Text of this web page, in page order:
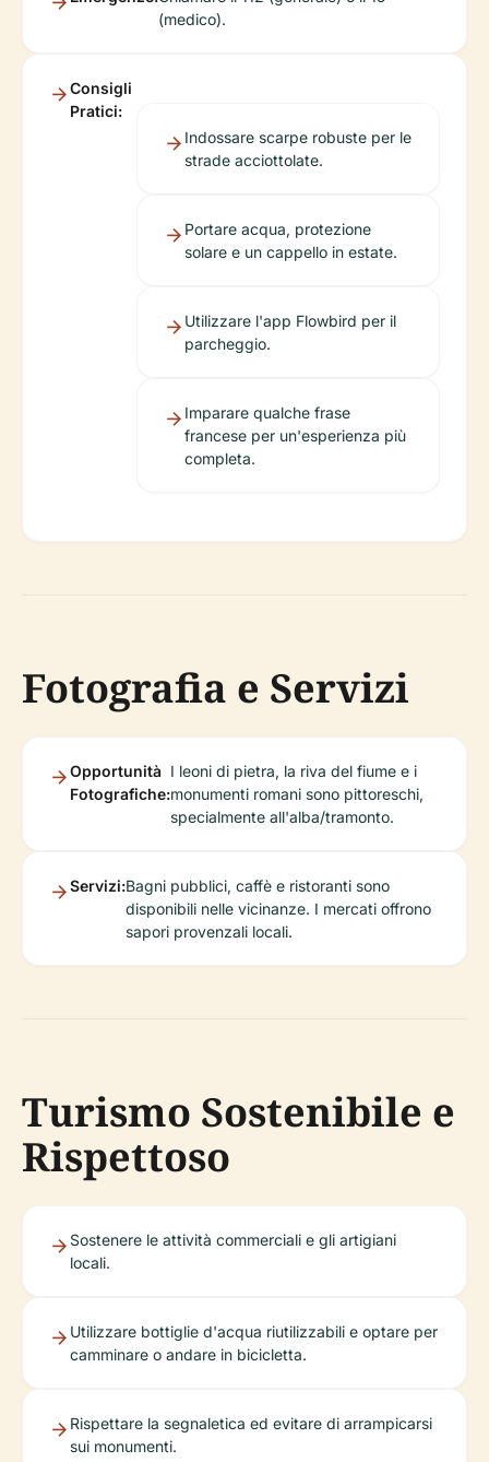
(medico).
Consigli
Pratici:
Indossare scarpe robuste per le
strade acciottolate.
Portare acqua, protezione
solare e un cappello in estate.
Utilizzare l'app Flowbird per il
parcheggio.
Imparare qualche frase
francese per un'esperienza più
completa.
Fotografia e Servizi
Opportunità
Fotografiche:
I leoni di pietra, la riva del fiume e i
monumenti romani sono pittoreschi,
specialmente all'alba/tramonto.
Servizi:Bagni pubblici, caffè e ristoranti sono
disponibili nelle vicinanze. I mercati offrono
sapori provenzali locali.
Turismo Sostenibile e
Rispettoso
Sostenere le attività commerciali e gli artigiani
locali.
Utilizzare bottiglie d'acqua riutilizzabili e optare per
camminare o andare in bicicletta.
Rispettare la segnaletica ed evitare di arrampicarsi
sui monumenti.